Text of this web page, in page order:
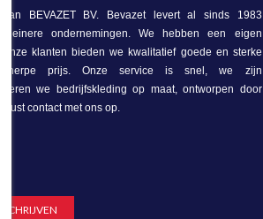
BEVAZET BV. Bevazet levert al sinds 1983
ondernemingen. We hebben een eigen
Onze klanten bieden we kwalitatief goede en sterke
prijs. Onze service is snel, we zijn
we bedrijfskleding op maat, ontworpen door
contact met ons op.